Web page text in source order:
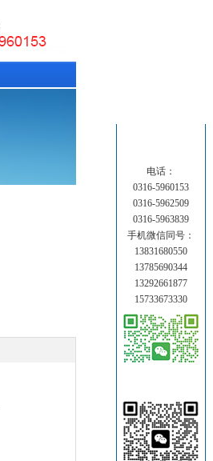
电话：
0316-5960153
0316-5962509
0316-5963839
手机微信同号：
13831680550
13785690344
13292661877
15733673330